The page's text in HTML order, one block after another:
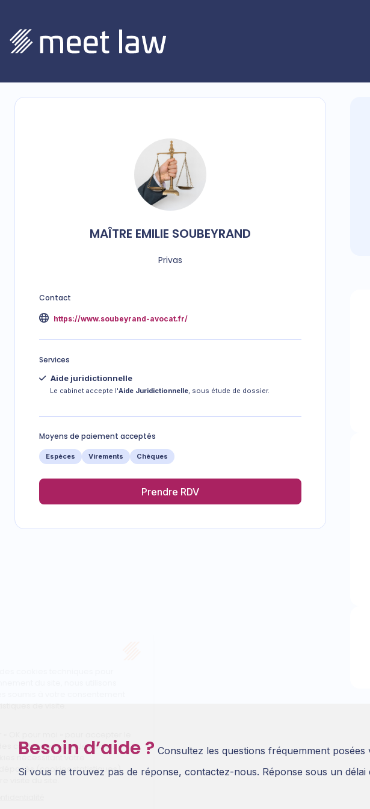
MAÎTRE EMILIE SOUBEYRAND
Privas
Contact
https://www.soubeyrand-avocat.fr/
Services
Aide juridictionnelle
Le cabinet accepte l'Aide Juridictionnelle, sous étude de dossier.
Moyens de paiement acceptés
Espèces Virements Chèques
Prendre RDV
Besoin d’aide ? Consultez les questions fréquemment posées
Si vous ne trouvez pas de réponse, contactez-nous. Réponse sous un